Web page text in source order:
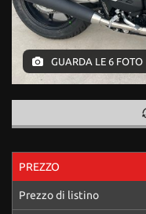
GUARDA LE 6 FOTO
PREZZO
Prezzo di listino
tracciamento
che
adottiamo
per
offrire
le
funzionalità
svolgere
attività
di
seguito
descritte.